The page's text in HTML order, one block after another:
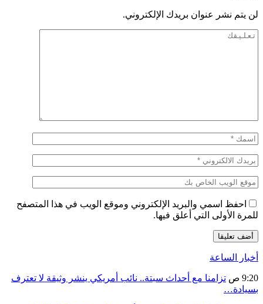
لن يتم نشر عنوان بريدك الإلكتروني.
احفظ اسمي والبريد الإلكتروني وموقع الويب في هذا المتصفح
للمرة الأولى التي أعلق فيها.
أخبار الساعة
9:20 ص
تزامنا مع أحداث سبتة.. نائب أمريكي ينشر وثيقة لا تعترف
بسيادة…